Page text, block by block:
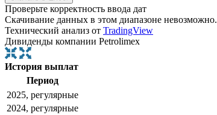
Проверьте корректность ввода дат
Скачивание данных в этом диапазоне невозможно.
Технический анализ от TradingView
Дивиденды компании Petrolimex
История выплат
Период
2025, регулярные
2024, регулярные